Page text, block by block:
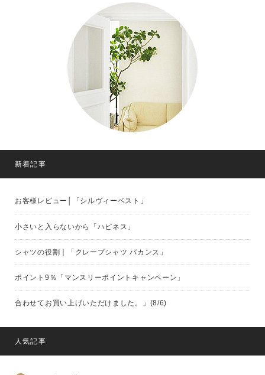
新着記事
お客様レビュー│「シルヴィーベスト」
小さいと入らないから「ハピネス」
シャツの役割｜「クレープシャツ バカンス」
ポイント9％「マンスリーポイントキャンペーン」
合わせてお買い上げいただけました。」(8/6)
人気記事